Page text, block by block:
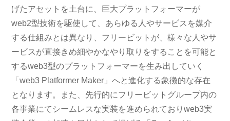
げたアセットを土台に、巨大プラットフォーマーが
web2型技術を駆使して、あらゆる人やサービスを媒介
する仕組みとは異なり、フリービットが、様々な人やサ
ービスが直接きめ細やかなやり取りをすることを可能と
するweb3型のプラットフォーマーを生み出していく
「web3 Platformer Maker」へと進化する象徴的な存在
となります。また、先行的にフリービットグループ内の
各事業にてシームレスな実装を進められておりweb3実